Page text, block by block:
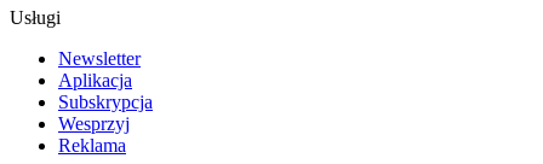
Usługi
Newsletter
Aplikacja
Subskrypcja
Wesprzyj
Reklama